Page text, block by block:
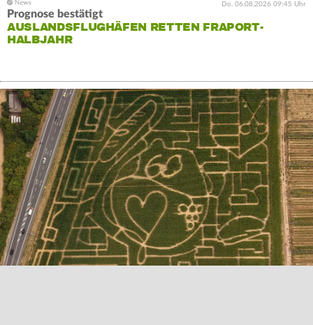
Do. 06.08.2026 09:45 Uhr
Prognose bestätigt
AUSLANDSFLUGHÄFEN RETTEN FRAPORT-
HALBJAHR